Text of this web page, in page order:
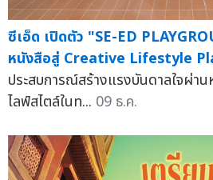
ซีเอ็ด เปิดตัว "SE-ED
หนังสือสู่ Creative Lifestyle
ประสบการณ์สร้างแรงบันดาลใจผ่า
ไลฟ์สไตล์ในท... 09 ธ.ค.